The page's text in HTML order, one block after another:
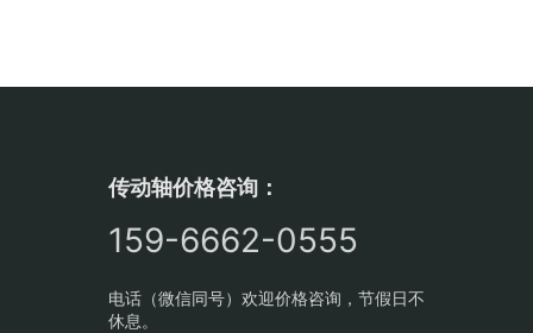
传动轴价格咨询：
159-6662-0555
电话（微信同号）欢迎价格咨询，节假日不
休息。